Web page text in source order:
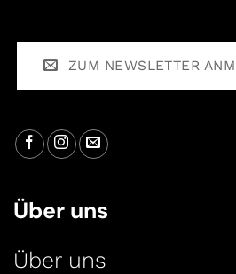
ZUM NEWSLETTER
Über uns
Über uns